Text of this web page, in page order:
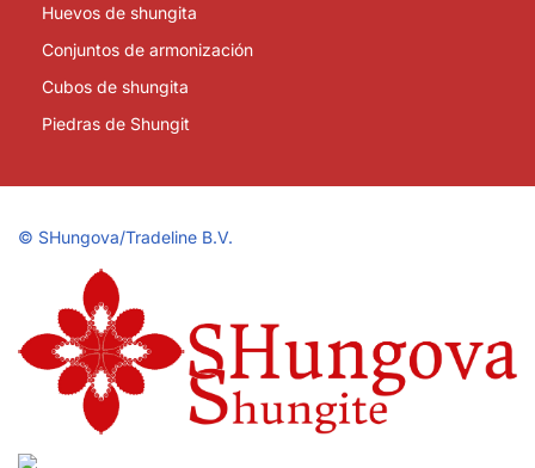
Huevos de shungita
Conjuntos de armonización
Cubos de shungita
Piedras de Shungit
© SHungova/Tradeline B.V.